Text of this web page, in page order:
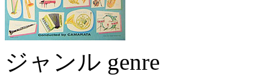
ジャンル genre